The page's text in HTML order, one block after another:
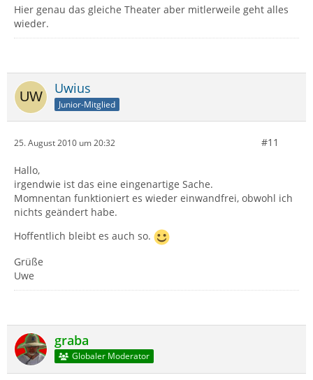
Hier genau das gleiche Theater aber mitlerweile geht alles
wieder.
Uwius
Junior-Mitglied
25. August 2010 um 20:32 #11
Hallo,
irgendwie ist das eine eingenartige Sache.
Momnentan funktioniert es wieder einwandfrei, obwohl ich
nichts geändert habe.
Hoffentlich bleibt es auch so.
Grüße
Uwe
graba
Globaler Moderator